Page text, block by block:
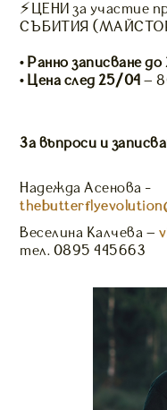
⚡️ЦЕНИ за участие
СЪБИТИЯ
• Ранно записване
• Цена след 25/04 –
За въпроси и
Надежда Асенова -
Веселина Калчева –
тел. 0895 445663